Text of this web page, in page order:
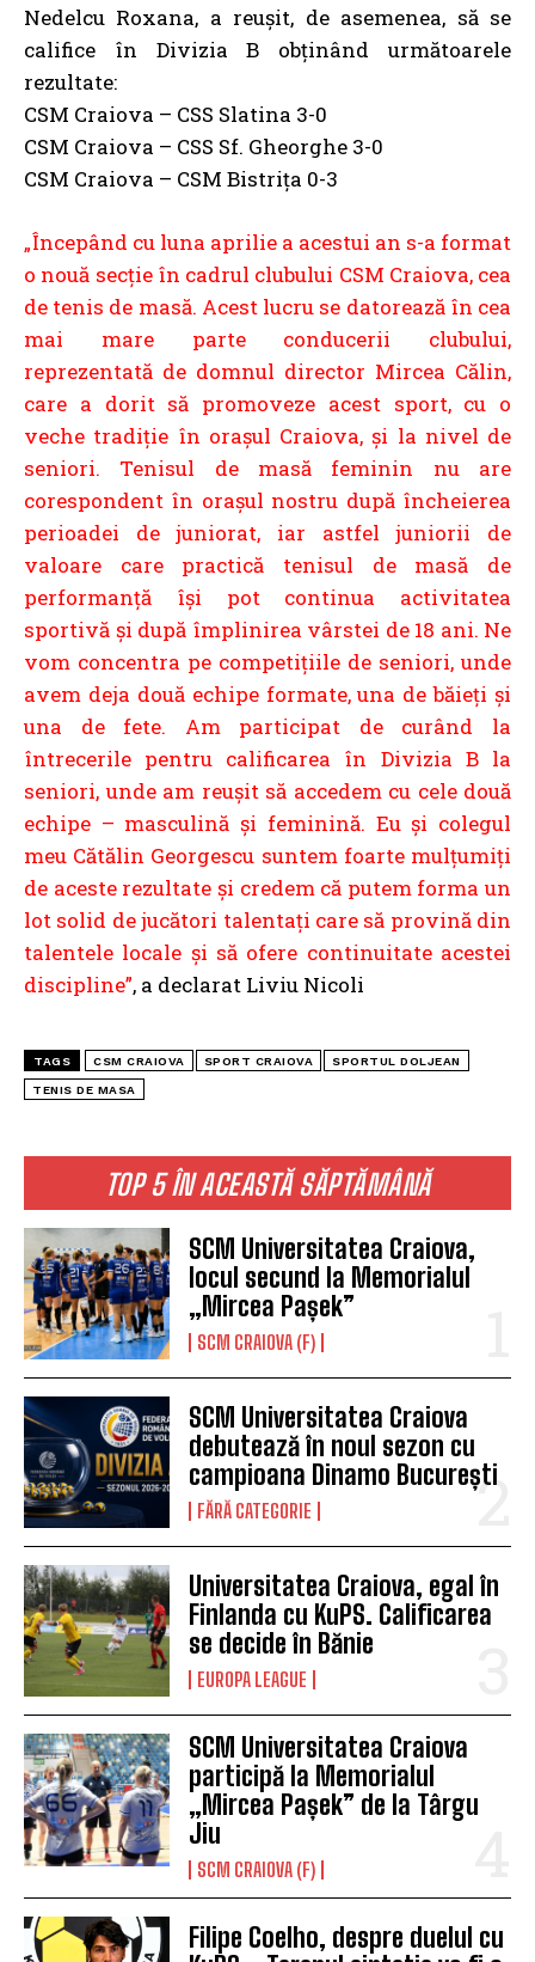
TOP 5 ÎN ACEASTĂ SĂPTĂMÂNĂ
SCM Universitatea Craiova,
locul secund la Memorialul
„Mircea Pașek”
SCM CRAIOVA (F)
SCM Universitatea Craiova
debutează în noul sezon cu
campioana Dinamo București
FĂRĂ CATEGORIE
Universitatea Craiova, egal în
Finlanda cu KuPS. Calificarea
se decide în Bănie
EUROPA LEAGUE
SCM Universitatea Craiova
participă la Memorialul
„Mircea Pașek” de la Târgu
Jiu
SCM CRAIOVA (F)
Filipe Coelho, despre duelul cu
Nedelcu Roxana, a reușit, de asemenea, să se
califice în Divizia B obținând următoarele
rezultate:
CSM Craiova – CSS Slatina 3-0
CSM Craiova – CSS Sf. Gheorghe 3-0
CSM Craiova – CSM Bistrița 0-3
„Începând cu luna aprilie a acestui an s-a format
o nouă secție în cadrul clubului CSM Craiova, cea
de tenis de masă. Acest lucru se datorează în cea
mai mare parte conducerii clubului,
reprezentată de domnul director Mircea Călin,
care a dorit să promoveze acest sport, cu o
veche tradiție în orașul Craiova, și la nivel de
seniori. Tenisul de masă feminin nu are
corespondent în orașul nostru după încheierea
perioadei de juniorat, iar astfel juniorii de
valoare care practică tenisul de masă de
performanță își pot continua activitatea
sportivă și după împlinirea vârstei de 18 ani. Ne
vom concentra pe competițiile de seniori, unde
avem deja două echipe formate, una de băieți și
una de fete. Am participat de curând la
întrecerile pentru calificarea în Divizia B la
seniori, unde am reușit să accedem cu cele două
echipe – masculină și feminină. Eu și colegul
meu Cătălin Georgescu suntem foarte mulțumiți
de aceste rezultate și credem că putem forma un
lot solid de jucători talentați care să provină din
talentele locale și să ofere continuitate acestei
discipline”, a declarat Liviu Nicoli
TAGS CSM CRAIOVA SPORT CRAIOVA SPORTUL DOLJEAN
TENIS DE MASA